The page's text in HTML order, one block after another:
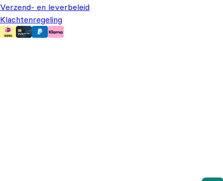
Verzend- en leverbeleid
Klachtenregeling